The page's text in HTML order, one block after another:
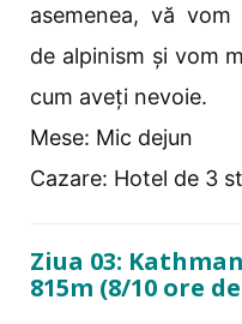
asemenea, vă
de alpinism și vom
cum aveți nevoie.
Mese: Mic dejun
Cazare: Hotel de 3
Ziua 03:
815m (8/10 ore